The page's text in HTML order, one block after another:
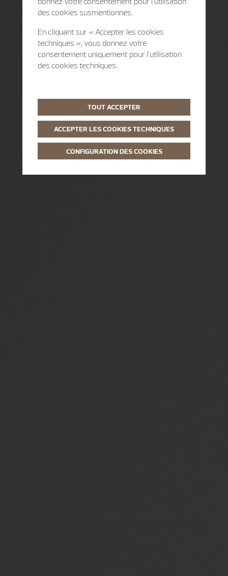
des cookies susmentionnés.
En cliquant sur « Accepter les cookies
techniques », vous donnez votre
consentement uniquement pour l’utilisation
des cookies techniques.
TOUT ACCEPTER
ACCEPTER LES COOKIES TECHNIQUES
CONFIGURATION DES COOKIES